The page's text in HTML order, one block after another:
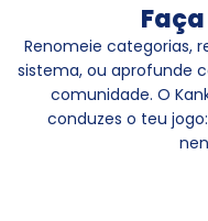
Renomeie categorias,
sistema, ou aprofunde
comunidade. O
conduzes o teu